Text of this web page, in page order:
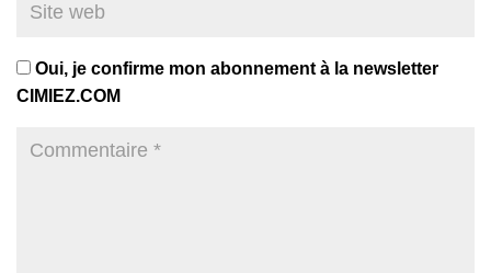
Oui, je confirme mon abonnement à la newsletter
CIMIEZ.COM